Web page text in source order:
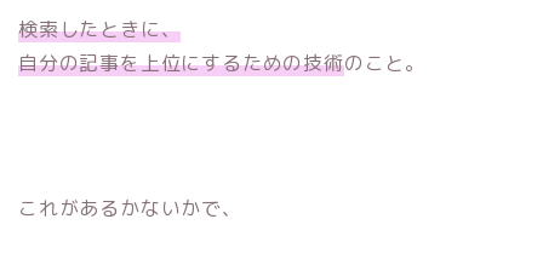
検索したときに、
自分の記事を上位にするための技術のこと。
これがあるかないかで、